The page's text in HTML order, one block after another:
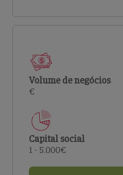
Volume de negócios
€
Capital social
1 - 5.000€